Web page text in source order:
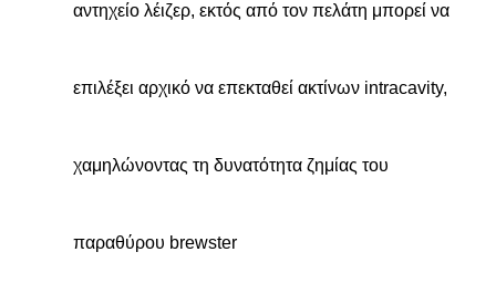
αντηχείο λέιζερ, εκτός από τον πελάτη μπορεί να
επιλέξει αρχικό να επεκταθεί ακτίνων intracavity,
χαμηλώνοντας τη δυνατότητα ζημίας του
παραθύρου brewster